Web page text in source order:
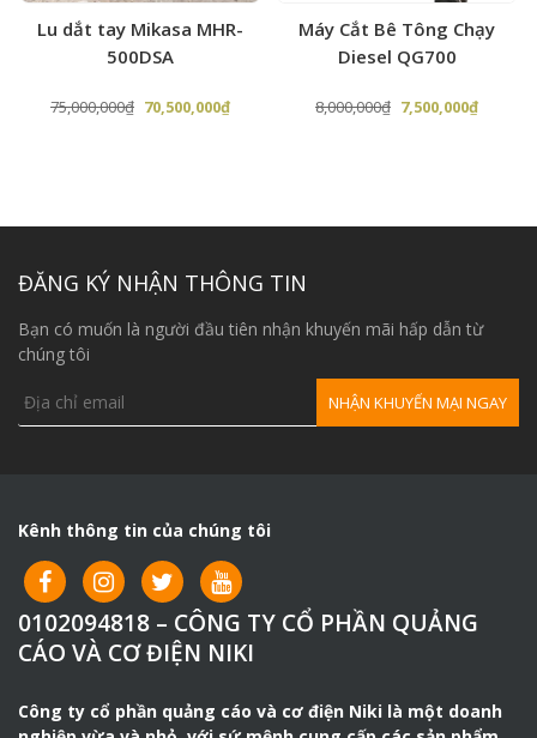
cho các công trình xây dựng, đầm bề mặt công trình như
đất sỏi. Các hố công trình, những chỗ mà máy đầm lớn
Hình ảnh đầm cóc Trung Quốc
Đặc điểm nổi bật:
–Máy đầm cóc có kết cấu khá nhỏ gọn nên điều khiển dễ
Lu dắt tay Mikasa MHR-
500DSA
75,000,000₫ Giá
70,500,000₫Giá
Máy Cắt Bê Tông Chạy
Diesel QG700
8,000,000₫ Giá
7,500,000₫Giá
ĐĂNG KÝ NHẬN THÔNG TIN
Bạn có muốn là người đầu tiên nhận khuyến mãi hấp dẫn từ
chúng tôi
Kênh thông tin của chúng tôi
0102094818 – CÔNG TY CỔ PHẦN QUẢNG
CÁO VÀ CƠ ĐIỆN NIKI
Công ty cổ phần quảng cáo và cơ điện Niki là một doanh